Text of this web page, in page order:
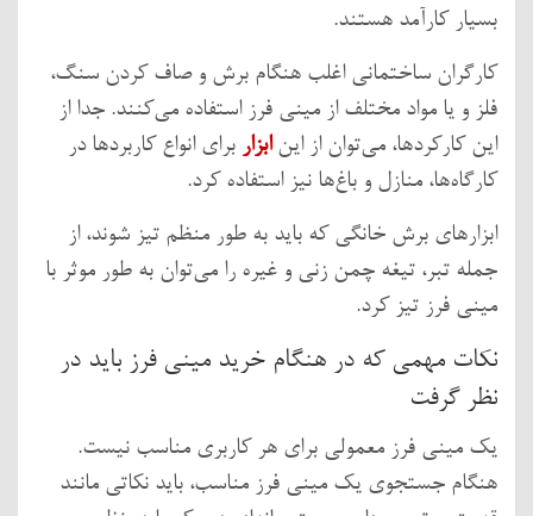
بسیار کارآمد هستند.
کارگران ساختمانی اغلب هنگام برش و صاف کردن سنگ،
فلز و یا مواد مختلف از مینی فرز استفاده می‌کنند. جدا از
این کارکردها، می‌توان از اینابزار برای انواع کاربردها در
کارگاه‌ها، منازل و باغ‌ها نیز استفاده کرد.
ابزارهای برش خانگی که باید به طور منظم تیز شوند، از
جمله تبر، تیغه چمن زنی و غیره را می‌توان به طور موثر با
مینی فرز تیز کرد.
نکات مهمی که در هنگام خرید مینی فرز باید در
نظر گرفت
یک مینی فرز معمولی برای هر کاربری مناسب نیست.
هنگام جستجوی یک مینی فرز مناسب، باید نکاتی مانند